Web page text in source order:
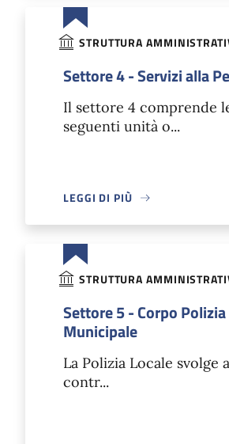
STRUTTURA
Settore 4 - Servizi alla
Il settore 4 comprende
seguenti unità o...
LEGGI DI PIÙ
STRUTTURA
Settore 5 - Corpo Polizia
Municipale
La Polizia Locale svolge
contr...